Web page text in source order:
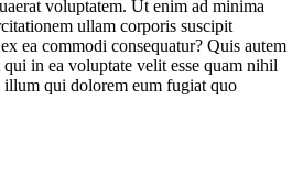
voluptatem. Ut enim ad minima
ullam corporis suscipit
ea commodi consequatur? Quis autem
in ea voluptate velit esse quam nihil
illum qui dolorem eum fugiat quo